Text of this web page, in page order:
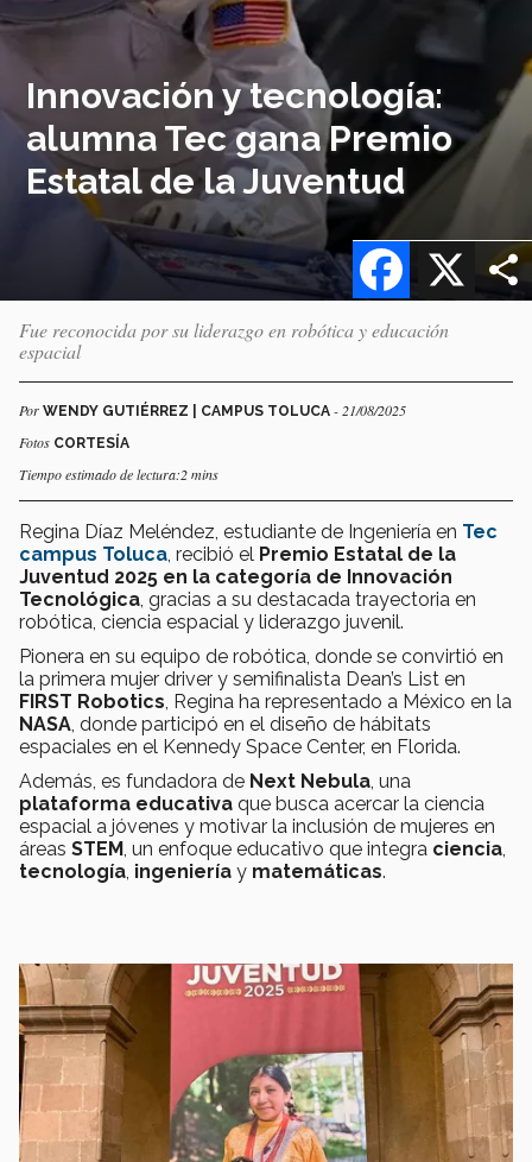
Innovación y tecnología:
alumna Tec gana Premio
Estatal de la Juventud
X
Facebook
Fue reconocida por su liderazgo en robótica y educación
espacial
Por WENDY GUTIÉRREZ | CAMPUS TOLUCA - 21/08/2025
Fotos CORTESÍA
Tiempo estimado de lectura:2 mins
Regina Díaz Meléndez, estudiante de Ingeniería en Tec
campus Toluca , recibió el Premio Estatal de la
Juventud 2025 en la categoría de Innovación
Tecnológica , gracias a su destacada trayectoria en
robótica, ciencia espacial y liderazgo juvenil.
Pionera en su equipo de robótica, donde se convirtió en
la primera mujer driver y semifinalista Dean’s List en
FIRST Robotics , Regina ha representado a México en la
NASA , donde participó en el diseño de hábitats
espaciales en el Kennedy Space Center, en Florida.
Además, es fundadora de Next Nebula , una
plataforma educativa que busca acercar la ciencia
espacial a jóvenes y motivar la inclusión de mujeres en
áreas STEM , un enfoque educativo que integra ciencia
tecnología ingeniería y matemáticas.